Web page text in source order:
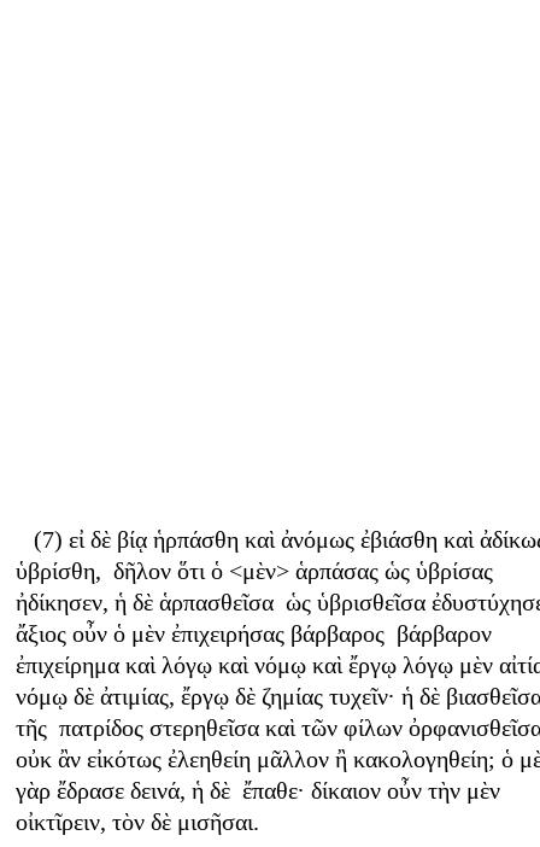
(7) εἰ δὲ βίᾳ ἡρπάσθη καὶ ἀνόμως ἐβιάσθη καὶ
ὑβρίσθη, δῆλον ὅτι ὁ <μὲν> ἁρπάσας ὡς ὑβρίσας
ἠδίκησεν, ἡ δὲ ἁρπασθεῖσα ὡς ὑβρισθεῖσα
ἄξιος οὖν ὁ μὲν ἐπιχειρήσας βάρβαρος βάρβαρον
ἐπιχείρημα καὶ λόγῳ καὶ νόμῳ καὶ ἔργῳ λόγῳ μὲν
νόμῳ δὲ ἀτιμίας, ἔργῳ δὲ ζημίας τυχεῖν· ἡ δὲ
τῆς πατρίδος στερηθεῖσα καὶ τῶν φίλων
οὐκ ἂν εἰκότως ἐλεηθείη μᾶλλον ἢ κακολογηθείη; ὁ
γὰρ ἔδρασε δεινά, ἡ δὲ ἔπαθε· δίκαιον οὖν τὴν μὲν
οἰκτῖρειν, τὸν δὲ μισῆσαι.